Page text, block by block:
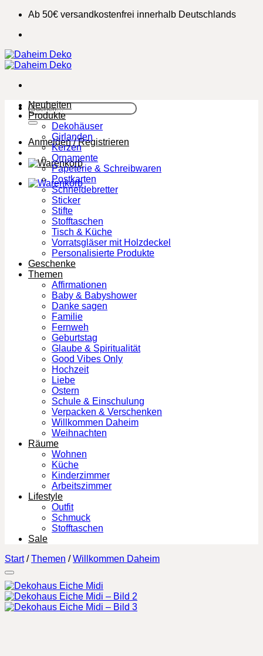
Zum
springen
Ab 50€ versandkostenfrei innerhalb Deutschlands
Suchen
nach:
Anmelden / Registrieren
Neuheiten
Produkte
Dekohäuser
Girlanden
Kerzen
Ornamente
Papeterie & Schreibwaren
Postkarten
Schneidebretter
Sticker
Stifte
Stofftaschen
Tisch & Küche
Vorratsgläser mit Holzdeckel
Personalisierte Produkte
Geschenke
Themen
Affirmationen
Baby & Babyshower
Danke sagen
Familie
Fernweh
Geburtstag
Glaube & Spiritualität
Good Vibes Only
Hochzeit
Liebe
Ostern
Schule & Einschulung
Verpacken & Verschenken
Willkommen Daheim
Weihnachten
Räume
Wohnen
Küche
Kinderzimmer
Arbeitszimmer
Lifestyle
Outfit
Schmuck
Stofftaschen
Sale
Start / Themen / Willkommen Daheim